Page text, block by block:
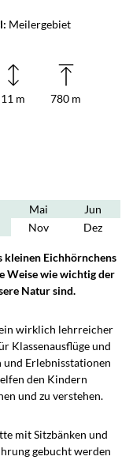
Meilergebiet
11 m 780 m
Mai
Jun
Nov Dez
kleinen Eichhörnchens
Weise wie wichtig der
Natur sind.
wirklich lehrreicher
Klassenausflüge und
Erlebnisstationen
den Kindern
und zu verstehen.
mit Sitzbänken und
gebucht werden